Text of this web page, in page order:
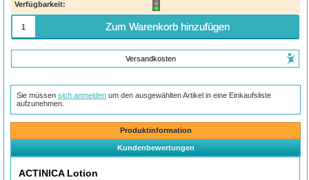
Verfügbarkeit:
Zum Warenkorb hinzufügen
Versandkosten
Sie müssensich anmelden um den ausgewählten Artikel in eine Einkaufsliste
aufzunehmen.
Produktinformation
Kundenbewertungen
ACTINICA Lotion